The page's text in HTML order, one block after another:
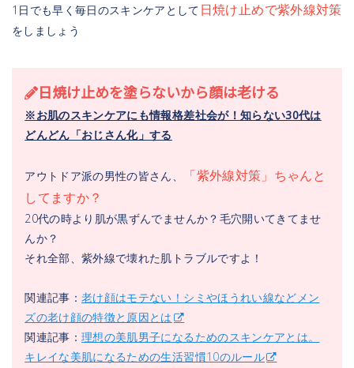
1日でも早く毎日のスキンケアとして 日焼け止めで紫外線対策
をしましょう
日焼け止めを塗らないから顔は老ける
※お肌のスキンケアにも情報格差社会が！知らない30代は
どんどん「おじさん化」する
アウトドア派の男性の皆さん、
「紫外線対策」ちゃんと
してますか？
20代の時より肌が黒ずんでませんか？毛穴開いてきてませ
んか？
それ全部、紫外線で壊れた肌トラブルですよ！
関連記事：老け顔はモテない！シミやほうれい線などメン
ズの老け顔の特徴と原因とは
関連記事：理想の美肌男子になるためのスキンケアとは。
キレイな美肌になるための生活習慣10のルール